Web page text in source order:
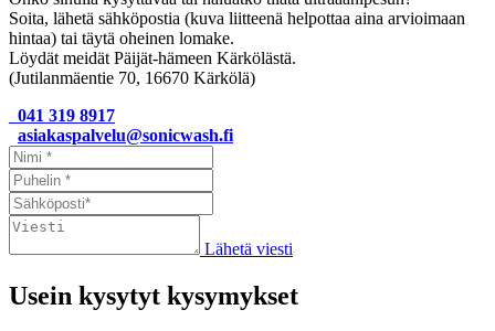
Soita, lähetä sähköpostia (kuva liitteenä helpottaa aina arvioimaan
hintaa) tai täytä oheinen lomake.
Löydät meidät Päijät-hämeen Kärkölästä.
(Jutilanmäentie 70, 16670 Kärkölä)
041 319 8917
asiakaspalvelu@sonicwash.fi
Lähetä viesti
Usein kysytyt kysymykset